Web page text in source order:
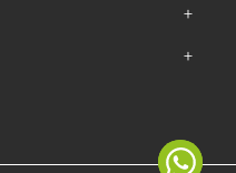
+
+